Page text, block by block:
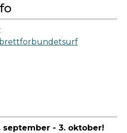
brettforbundetsurf
september - 3. oktober!